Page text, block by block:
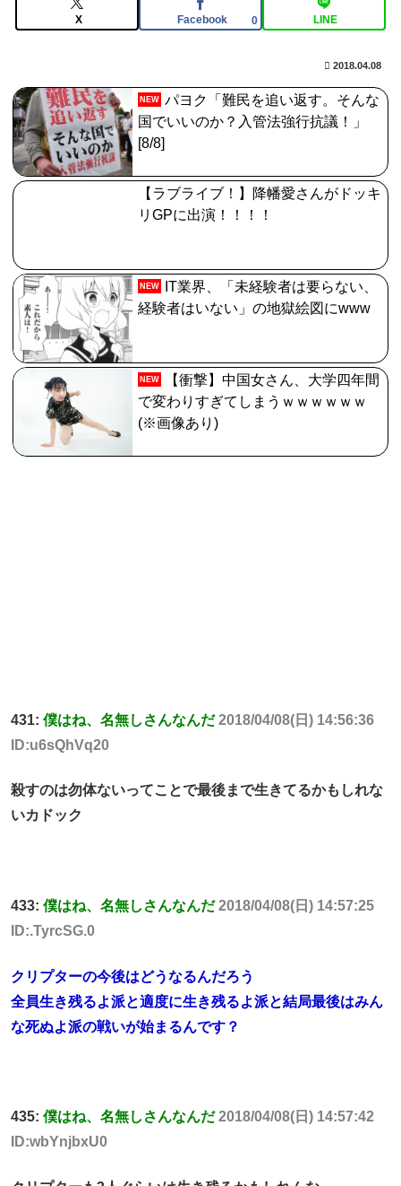
クレメンス。アサシン単体最強だがそれだけってどうい
うこと？
【FGO】水着玉藻 Fate/GrandOrderのイラスト紹介
3986
日向坂OGの最新ランジェリー、もうエグいだろ・・・
(画像どーん)
【FGO】ジャンヌ系にラクシュミーは含まれますか？W
ジル・ド・レェ強化みんなの反応まとめ
X Facebook 0 LINE
2018.04.08
NEW パヨク「難民を追い返す。そんな
国でいいのか？入管法強行抗議！」
[8/8]
【ラブライブ！】降幡愛さんがドッキ
リGPに出演！！！！
NEW
IT業界、「未経験者は要らない、
経験者はいない」の地獄絵図にwww
NEW
【衝撃】中国女さん、大学四年間
で変わりすぎてしまうｗｗｗｗｗｗ
(※画像あり)
431: 僕はね、名無しさんなんだ 2018/04/08(日) 14:56:36
ID:u6sQhVq20
殺すのは勿体ないってことで最後まで生きてるかもしれな
いカドック
433: 僕はね、名無しさんなんだ 2018/04/08(日) 14:57:25
ID:.TyrcSG.0
クリプターの今後はどうなるんだろう
全員生き残るよ派と適度に生き残るよ派と結局最後はみん
な死ぬよ派の戦いが始まるんです？
435: 僕はね、名無しさんなんだ 2018/04/08(日) 14:57:42
ID:wbYnjbxU0